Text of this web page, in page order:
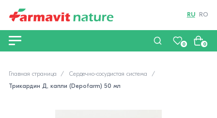
RU RO
0 0
Главная страница Сердечно-сосудистая система
Трикардин Д, капли (Depofarm) 50 мл